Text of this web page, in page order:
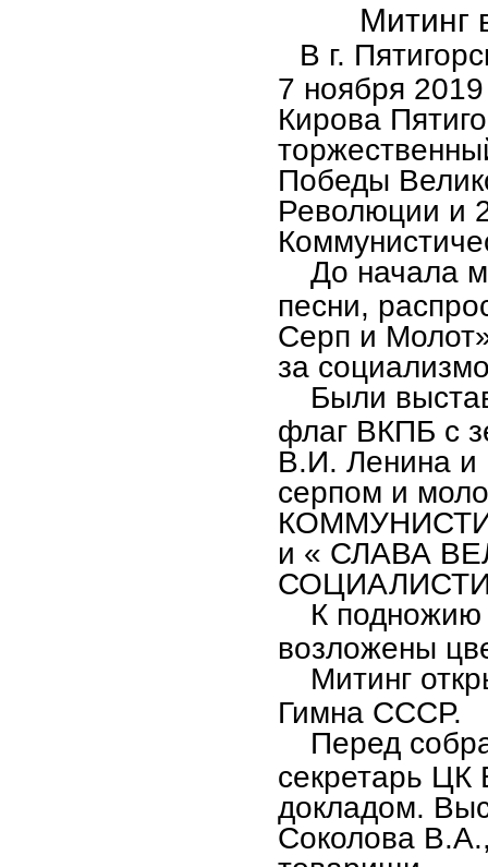
Митинг
В г.
7 ноября
Кирова
Победы
Революции и
До начала
песни,
Серп и
за
Были
флаг ВКПБ с
В.И. Ленина и
серпом и
и « СЛАВА
К подножию
возложены
Митинг
Гимна СССР.
Перед
секретарь
докладом.
Соколова